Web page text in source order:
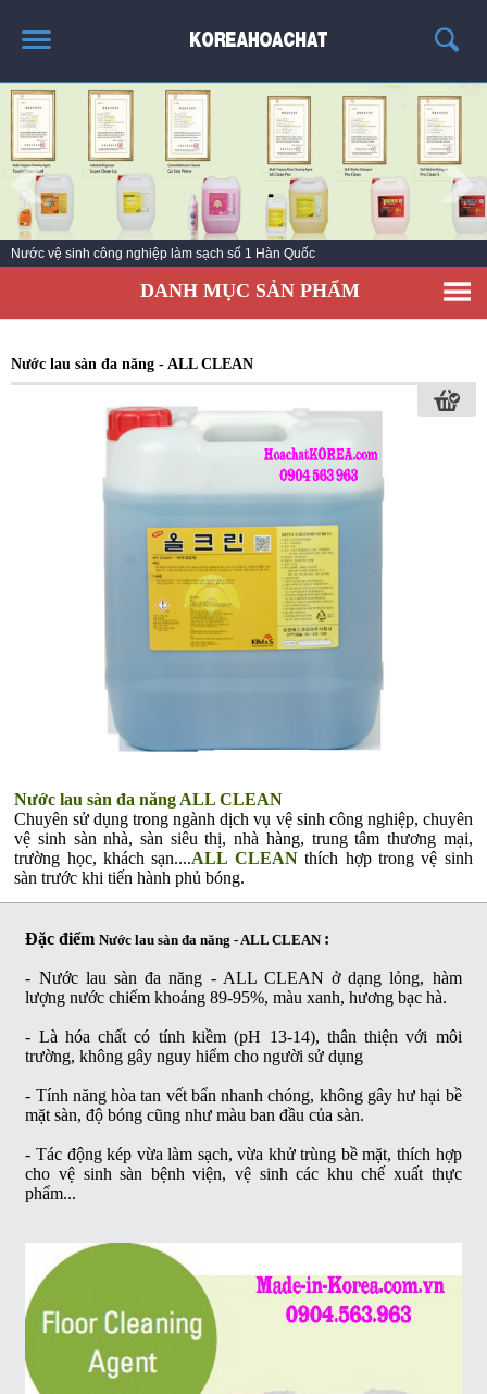
TRANG CHỦ
GIỚI THIỆU
THÔNG TIN SẢN PHẨM
TIN TỨC
LIÊN HỆ
Nước vệ sinh công nghiệp làm sạch số 1 Hàn Quốc
DANH MỤC SẢN PHẨM
Nước lau sàn đa năng - ALL CLEAN
Nước lau sàn đa năng ALL CLEAN
Chuyên sử dụng trong ngành dịch vụ vệ sinh công nghiệp, chuyên
vệ sinh sàn nhà, sàn siêu thị, nhà hàng, trung tâm thương mại,
trường học, khách sạn....ALL CLEANthích hợp trong vệ sinh
sàn trước khi tiến hành phủ bóng.
Đặc điểmNước lau sàn đa năng - ALL CLEAN :
- Nước lau sàn đa năng - ALL CLEANở dạng lỏng, hàm
lượng nước chiếm khoảng 89-95%, màu xanh, hương bạc hà.
- Là hóa chất có tính kiềm (pH 13-14), thân thiện với môi
trường, không gây nguy hiểm cho người sử dụng
- Tính năng hòa tan vết bẩn nhanh chóng, không gây hư hại bề
mặt sàn, độ bóng cũng như màu ban đầu của sàn.
- Tác động kép vừa làm sạch, vừa khử trùng bề mặt, thích hợp
cho vệ sinh sàn bệnh viện, vệ sinh các khu chế xuất thực
phẩm...